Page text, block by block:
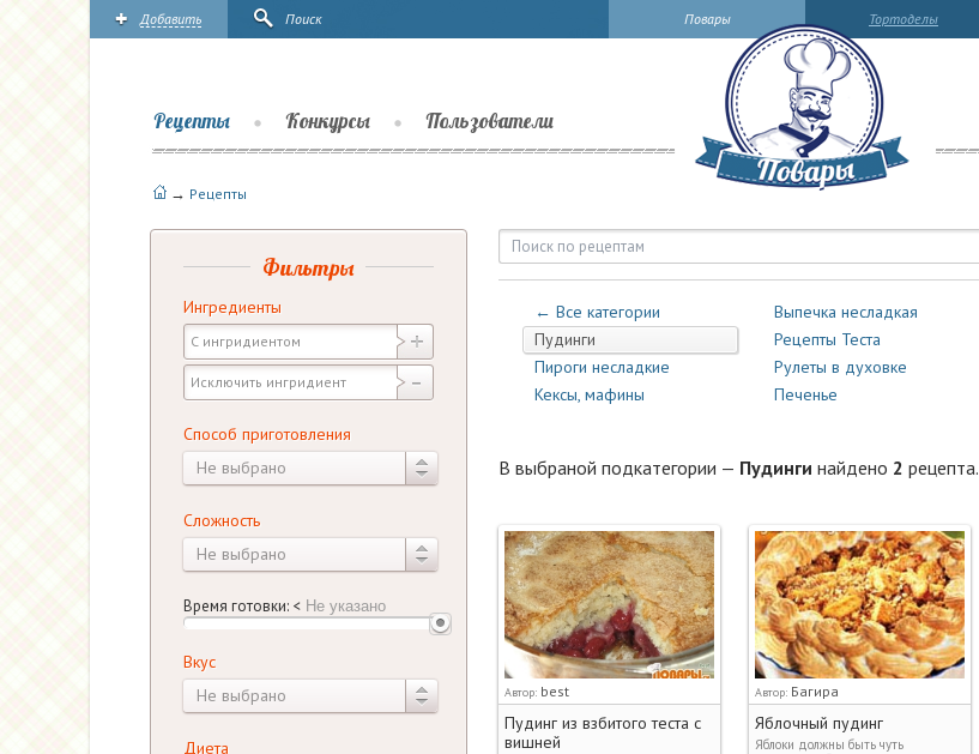
Тортоделы
Повары
Добавить Поиск
Рецепты Конкурсы Пользователи
→ Рецепты
Рецепты — Выпечка — Пудинги | Повары.ру
← Все категории Выпечка несладкая
Пудинги
Рецепты Теста
Пироги несладкие
Рулеты в духовке
Кексы, мафины
Печенье
В выбраной подкатегории — Пудинги найдено 2 рецепта.
Автор: best
Пудинг из взбитого теста с
вишней
Автор: Багира
Яблочный пудинг
Яблоки должны быть чуть
Фильтры
Ингредиенты
Способ приготовления
Не выбрано
Сложность
Не выбрано
Время готовки: <
Вкус
Не выбрано
Диета